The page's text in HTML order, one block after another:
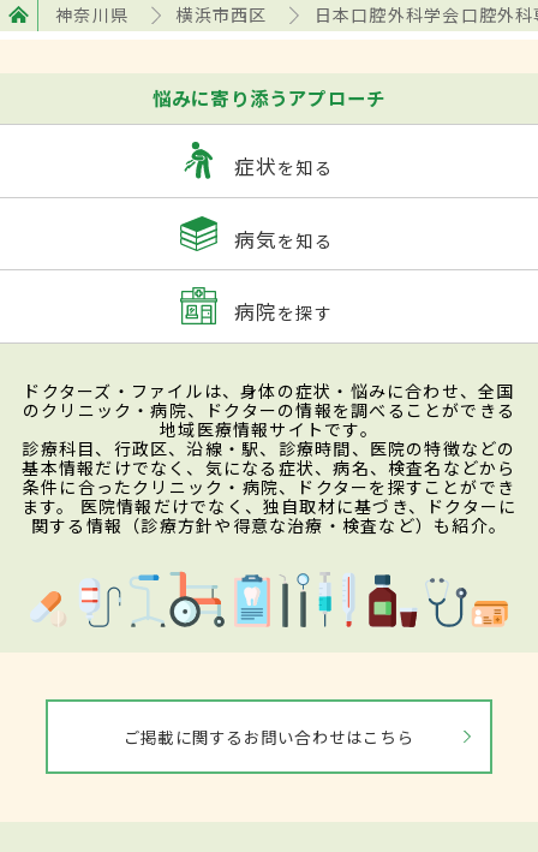
神奈川県 横浜市西区 日本口腔外科学会口腔外
悩みに寄り添うアプローチ
症状を知る
病気を知る
病院を探す
ドクターズ・ファイルは、身体の症状・悩みに合わせ、全国
のクリニック・病院、ドクターの情報を調べることができる
地域医療情報サイトです。
診療科目、行政区、沿線・駅、診療時間、医院の特徴などの
基本情報だけでなく、気になる症状、病名、検査名などから
条件に合ったクリニック・病院、ドクターを探すことができ
ます。 医院情報だけでなく、独自取材に基づき、ドクターに
関する情報（診療方針や得意な治療・検査など）も紹介。
ご掲載に関するお問い合わせはこちら